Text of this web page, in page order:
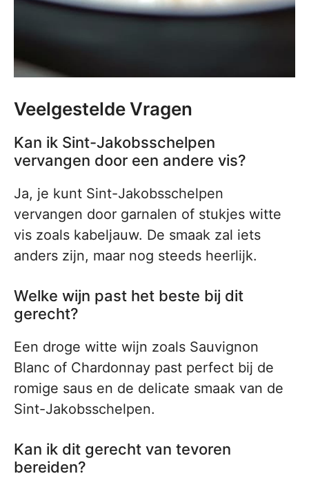
Veelgestelde Vragen
Kan ik Sint-Jakobsschelpen
vervangen door een andere vis?
Ja, je kunt Sint-Jakobsschelpen
vervangen door garnalen of stukjes witte
vis zoals kabeljauw. De smaak zal iets
anders zijn, maar nog steeds heerlijk.
Welke wijn past het beste bij dit
gerecht?
Een droge witte wijn zoals Sauvignon
Blanc of Chardonnay past perfect bij de
romige saus en de delicate smaak van de
Sint-Jakobsschelpen.
Kan ik dit gerecht van tevoren
bereiden?